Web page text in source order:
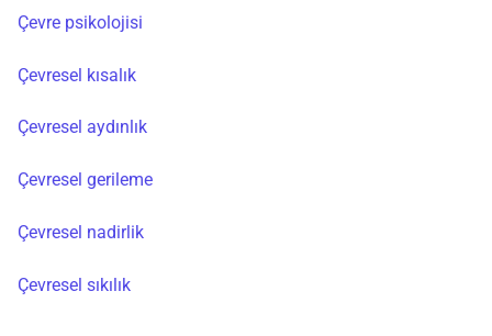
Çevre psikolojisi
Çevresel kısalık
Çevresel aydınlık
Çevresel gerileme
Çevresel nadirlik
Çevresel sıkılık